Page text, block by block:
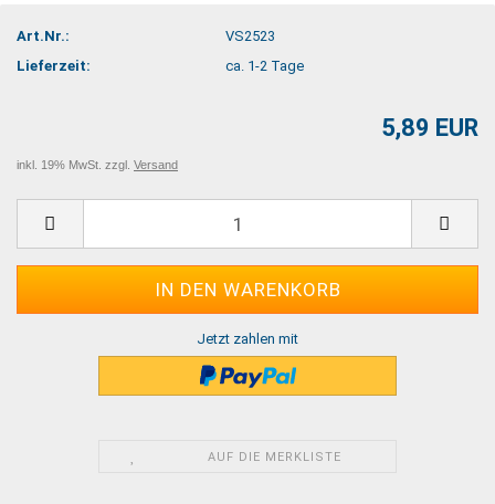
Art.Nr.:
VS2523
Lieferzeit:
ca. 1-2 Tage
5,89 EUR
inkl. 19% MwSt. zzgl. Versand
Jetzt zahlen mit
AUF DIE MERKLISTE